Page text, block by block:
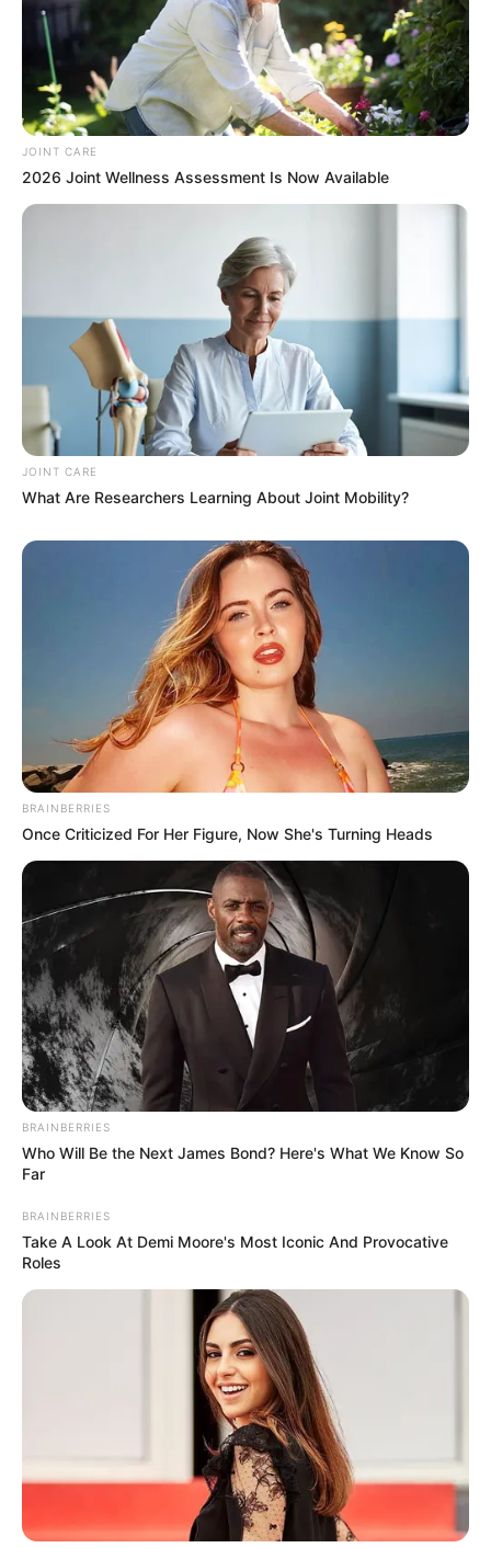
These Photos Make Us Nostalgic For The 70's
Remember These Iconic '90s Couples? See The
List That Defined A Generation
Magnetic Floating Bed: All That Luxury For Mere
$1.6 Mil?
BRAINBERRIES
Think Your Crush Doesn't Notice You? Think Again
BRAINBERRIES
JOINT CARE
2026 Joint Wellness Assessment Is Now Available
JOINT CARE
What Are Researchers Learning About Joint Mobility?
BRAINBERRIES
Once Criticized For Her Figure, Now She's Turning Heads
BRAINBERRIES
Who Will Be the Next James Bond? Here's What We Know So
Far
BRAINBERRIES
Take A Look At Demi Moore's Most Iconic And Provocative
Roles